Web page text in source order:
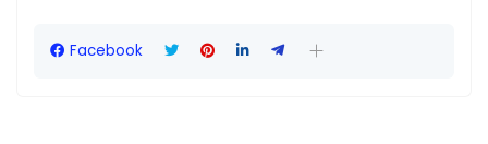
Facebook